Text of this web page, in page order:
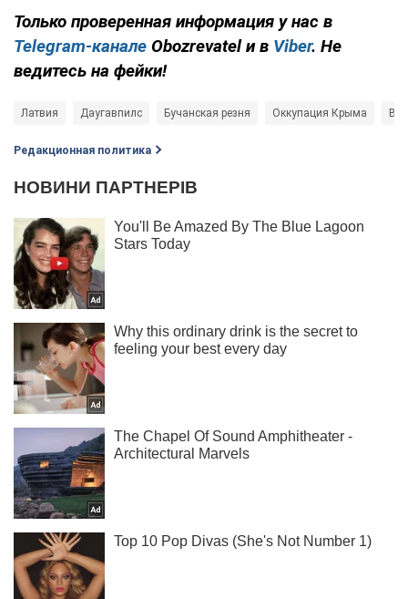
Только проверенная информация у нас в
Telegram-канале Obozrevatel и в Viber. Не
ведитесь на фейки!
Латвия Даугавпилс Бучанская резня Оккупация Крыма
Редакционная политика